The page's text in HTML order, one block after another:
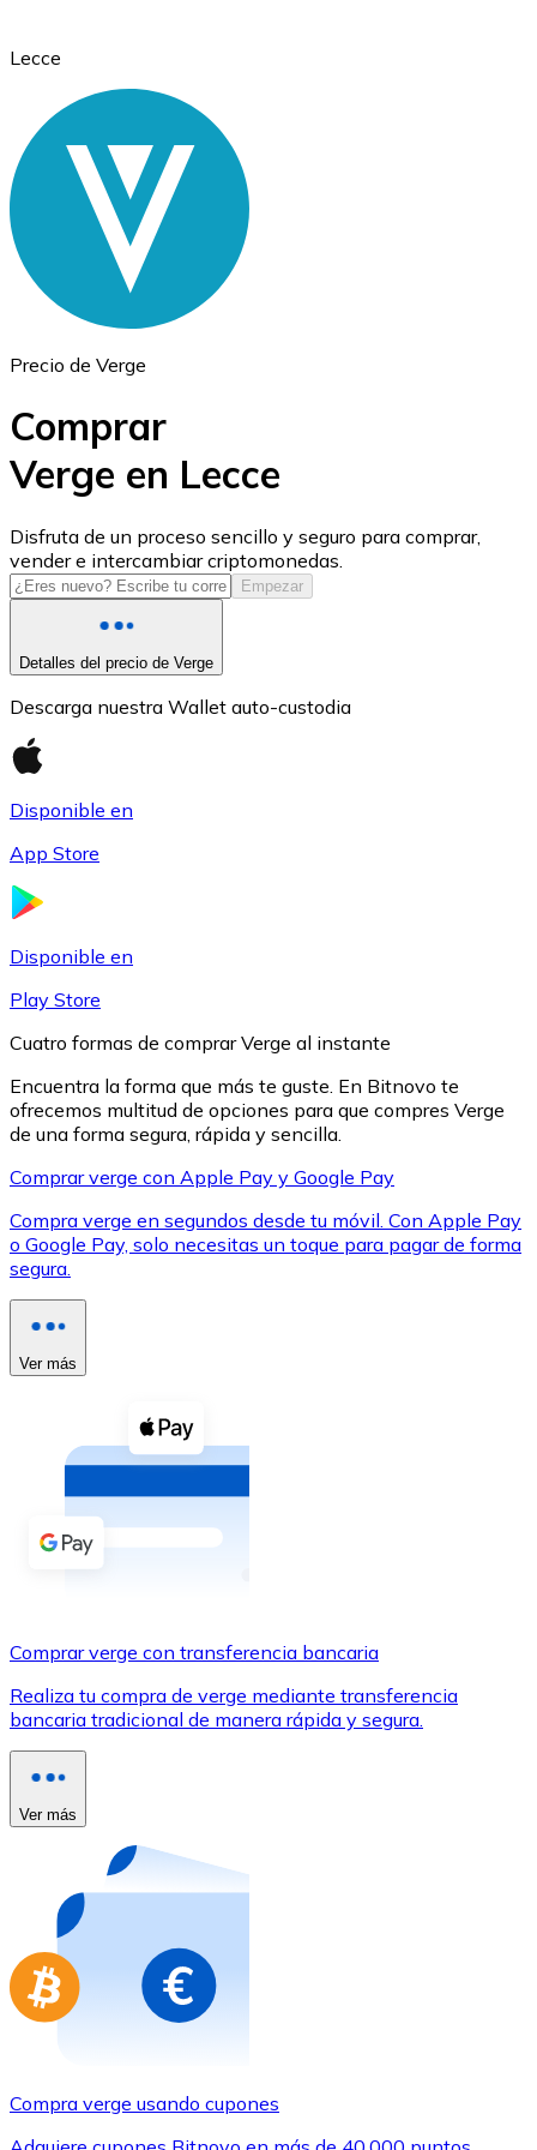
Ethereum
USD Coin
USDC
XRP
XRP
Ver todo
Compra criptomonedas con efectivo en tu tienda más
Comprar con efectivo
Transferencia SEPA
Utiliza tarjetas Visa y Mastercard para comprar
Comprar con tarjeta
Compra tarjetas regalo de tus marcas favoritas con
Ir a la tienda de tarjetas regalo
Lecce
Precio de Verge
Comprar
Verge en Lecce
Disfruta de un proceso sencillo y seguro para comprar,
vender e intercambiar criptomonedas.
Empezar
Detalles del precio de Verge
Descarga nuestra Wallet auto-custodia
Disponible en
App Store
Disponible en
Play Store
Cuatro formas de comprar Verge al instante
Encuentra la forma que más te guste. En Bitnovo te
ofrecemos multitud de opciones para que compres Verge
de una forma segura, rápida y sencilla.
Comprar verge con Apple Pay y Google Pay
Compra verge en segundos desde tu móvil. Con Apple Pay
o Google Pay, solo necesitas un toque para pagar de forma
segura.
Ver más
Comprar verge con transferencia bancaria
Realiza tu compra de verge mediante transferencia
bancaria tradicional de manera rápida y segura.
Ver más
Compra verge usando cupones